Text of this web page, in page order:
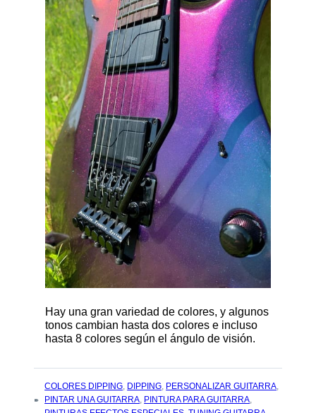
Hay una gran variedad de colores, y algunos
tonos cambian hasta dos colores e incluso
hasta 8 colores según el ángulo de visión.
TAGS
:
COLORES DIPPING, DIPPING, PERSONALIZAR GUITARRA,
PINTAR UNA GUITARRA, PINTURA PARA GUITARRA,